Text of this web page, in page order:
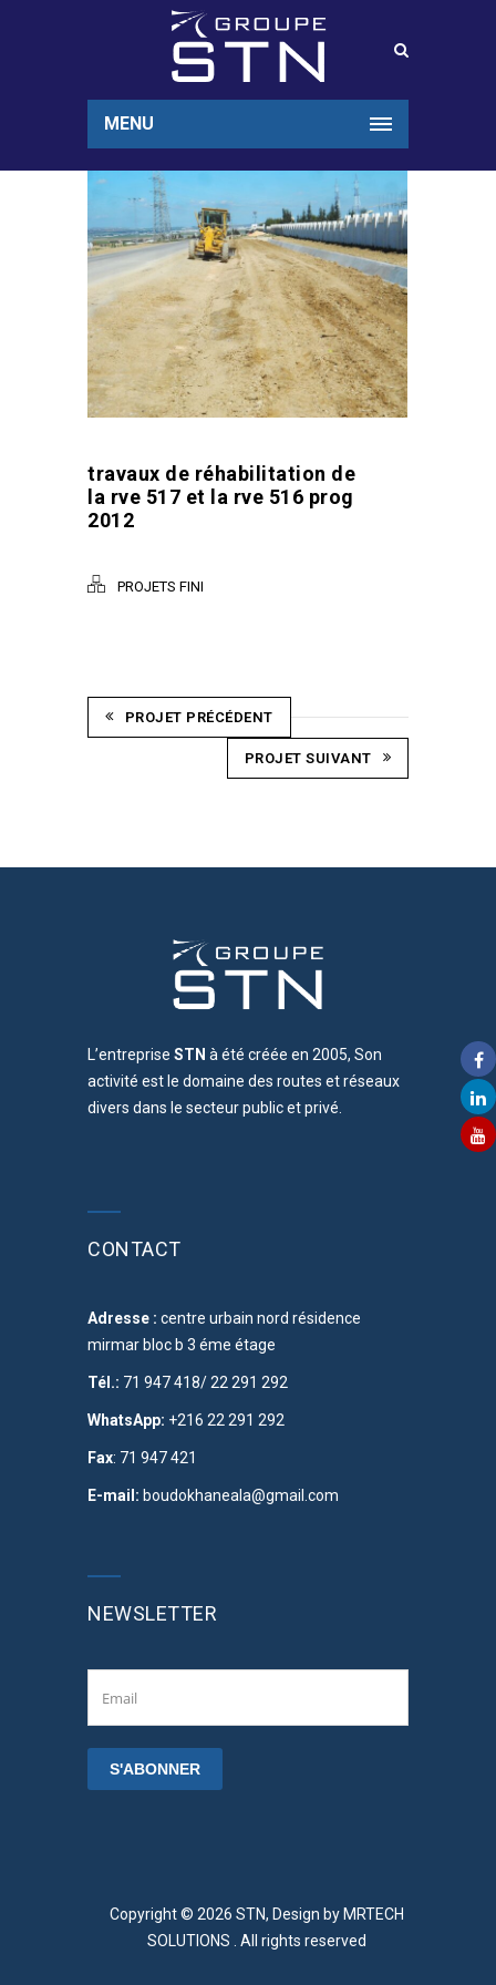
MENU
travaux de réhabilitation de
la rve 517 et la rve 516 prog
2012
PROJETS FINI
PROJET PRÉCÉDENT
PROJET SUIVANT
L’entreprise STN à été créée en 2005, Son
activité est le domaine des routes et réseaux
divers dans le secteur public et privé.
CONTACT
Adresse : centre urbain nord résidence
mirmar bloc b 3 éme étage
Tél.: 71 947 418/ 22 291 292
WhatsApp: +216 22 291 292
Fax: 71 947 421
E-mail: boudokhaneala@gmail.com
NEWSLETTER
Copyright © 2026 STN, Design by MRTECH
SOLUTIONS . All rights reserved